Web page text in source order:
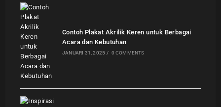
Contoh Plakat Akrilik Keren untuk Berbagai
Acara dan Kebutuhan
JANUARI 31, 2025 / 0 COMMENTS